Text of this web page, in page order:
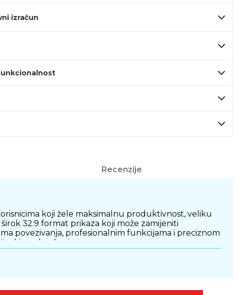
izračun
Recenzije
koji žele maksimalnu produktivnost, veliku
32:9 format prikaza koji može zamijeniti
povezivanja, profesionalnim funkcijama i preciznom
okruženja.
dodatnim monitorima, što značajno povećava